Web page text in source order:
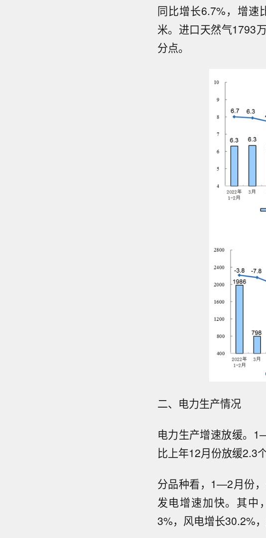
同比增长6.7%，增速
米。进口天然气1793
分点。
二、电力生产情况
电力生产增速放缓。
比上年12月份放缓2.3
分品种看，1—2月份
发电增速加快。其中
3%，风电增长30.2%